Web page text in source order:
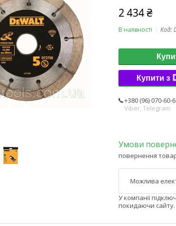
2 434 ₴
В наявності Код:
Купити з
+380 (96) 070-60-
Viber, Telegram
повернення
У компанії
покидаючи сайту.